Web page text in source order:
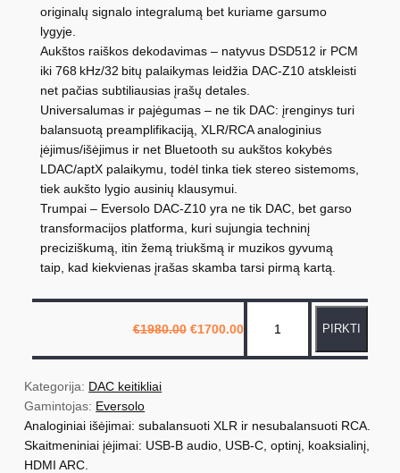
originalų signalo integralumą bet kuriame garsumo
lygyje.
Aukštos raiškos dekodavimas – natyvus DSD512 ir PCM
iki 768 kHz/32 bitų palaikymas leidžia DAC‑Z10 atskleisti
net pačias subtiliausias įrašų detales.
Universalumas ir pajėgumas – ne tik DAC: įrenginys turi
balansuotą preamplifikaciją, XLR/RCA analoginius
įėjimus/išėjimus ir net Bluetooth su aukštos kokybės
LDAC/aptX palaikymu, todėl tinka tiek stereo sistemoms,
tiek aukšto lygio ausinių klausymui.
Trumpai – Eversolo DAC‑Z10 yra ne tik DAC, bet garso
transformacijos platforma, kuri sujungia techninį
preciziškumą, itin žemą triukšmą ir muzikos gyvumą
taip, kad kiekvienas įrašas skamba tarsi pirmą kartą.
€1980.00 O
r
g
p
r
i
€1700.00u
r
r
i
c
r
o
k
t
PIRKTI
Kategorija: DAC keitikliai
Gamintojas: Eversolo
Analoginiai išėjimai: subalansuoti XLR ir nesubalansuoti RCA.
Skaitmeniniai įėjimai: USB-B audio, USB-C, optinį, koaksialinį,
HDMI ARC.